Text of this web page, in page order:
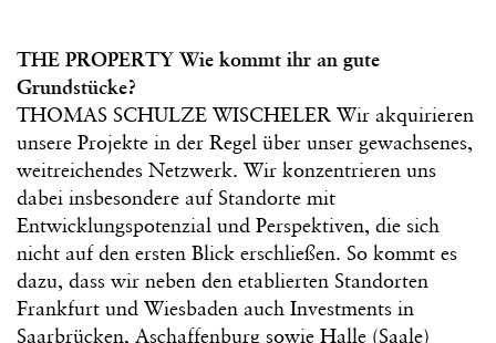
THE PROPERTY Wie kommt ihr an gute
Grundstücke?
THOMAS SCHULZE WISCHELER Wir akquirieren
unsere Projekte in der Regel über unser gewachsenes,
weitreichendes Netzwerk. Wir konzentrieren uns
dabei insbesondere auf Standorte mit
Entwicklungspotenzial und Perspektiven, die sich
nicht auf den ersten Blick erschließen. So kommt es
dazu, dass wir neben den etablierten Standorten
Frankfurt und Wiesbaden auch Investments in
Saarbrücken, Aschaffenburg sowie Halle (Saale)